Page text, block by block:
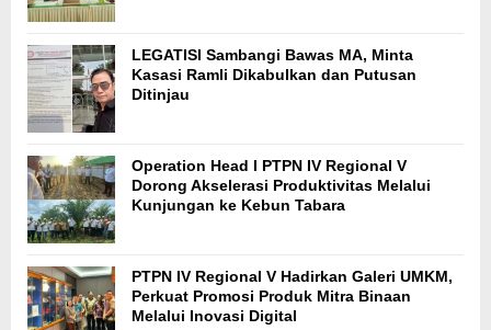
LEGATISI Sambangi Bawas MA, Minta
Kasasi Ramli Dikabulkan dan Putusan
Ditinjau
Operation Head I PTPN IV Regional V
Dorong Akselerasi Produktivitas Melalui
Kunjungan ke Kebun Tabara
PTPN IV Regional V Hadirkan Galeri UMKM,
Perkuat Promosi Produk Mitra Binaan
Melalui Inovasi Digital